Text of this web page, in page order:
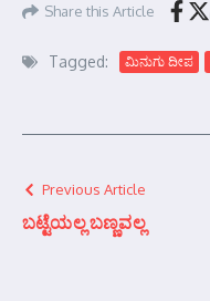
Share this Article
Tagged: ಮಿನುಗು ದೀಪ
Previous Article
ಬಟ್ಟೆಯಲ್ಲ ಬಣ್ಣವಲ್ಲ